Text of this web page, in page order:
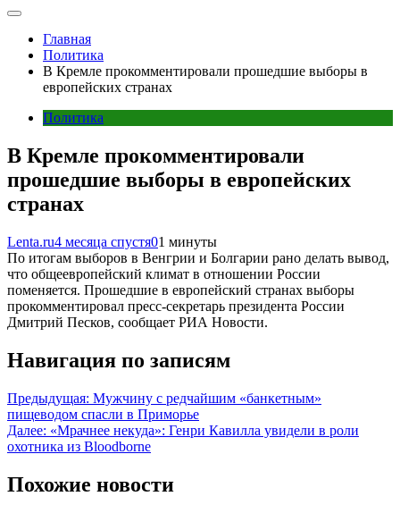
Главная
Политика
В Кремле прокомментировали прошедшие выборы в
европейских странах
Политика
В Кремле прокомментировали
прошедшие выборы в европейских
странах
Lenta.ru4 месяца спустя01 минуты
По итогам выборов в Венгрии и Болгарии рано делать вывод,
что общеевропейский климат в отношении России
поменяется. Прошедшие в европейский странах выборы
прокомментировал пресс-секретарь президента России
Дмитрий Песков, сообщает РИА Новости.
Навигация по записям
Предыдущая: Мужчину с редчайшим «банкетным»
пищеводом спасли в Приморье
Далее: «Мрачнее некуда»: Генри Кавилла увидели в роли
охотника из Bloodborne
Похожие новости